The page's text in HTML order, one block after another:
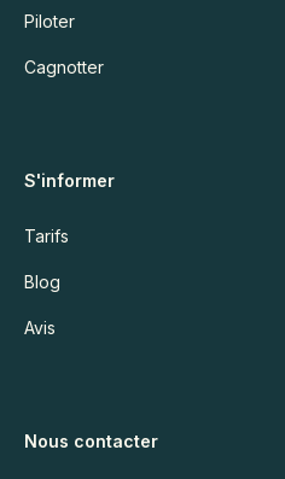
Piloter
Cagnotter
S'informer
Tarifs
Blog
Avis
Nous contacter